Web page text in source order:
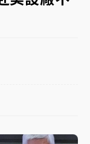
米 水塔、雨棚
增45%居冠